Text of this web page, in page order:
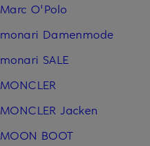
Marc O'Polo
monari Damenmode
monari SALE
MONCLER
MONCLER Jacken
MOON BOOT